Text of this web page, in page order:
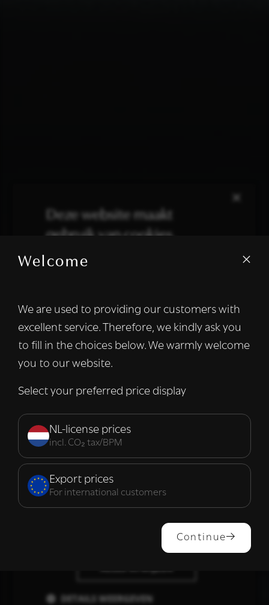
Welcome
We are used to providing our customers with
excellent service. Therefore, we kindly ask you
to fill in the choices below. We warmly welcome
you to our website.
Select your preferred price display
NL-license prices
incl. CO₂ tax/BPM
Export prices
For international customers
Continue
×
Deze website maakt
gebruik van cookies.
We gebruiken cookies om inhoud en
informatie over uw gebruik van onze site
met onze advertentie- en analysepartners,
die deze kunnen combineren met andere
informatie die u aan hen heeft verstrekt of
van hun diensten. Lees verder
Strikt
noodzakelijk
Prestatie Targeting
ALLES ACCEPTEREN
DETAILS WEERGEVEN